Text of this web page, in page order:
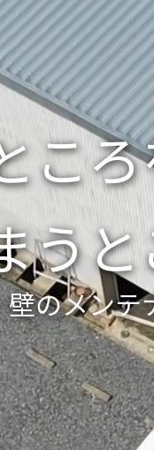
こ
う
のメンテ